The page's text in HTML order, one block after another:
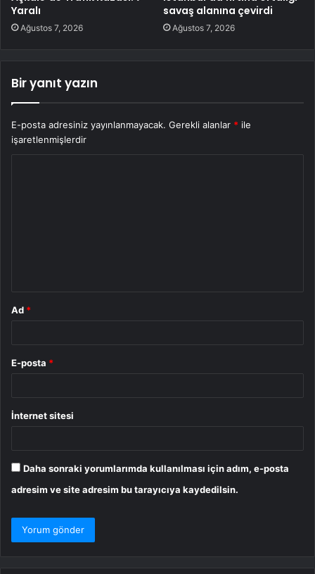
Yaralı
Ağustos 7, 2026
savaş alanına çevirdi
Ağustos 7, 2026
Bir yanıt yazın
E-posta adresiniz yayınlanmayacak. Gerekli alanlar * ile
işaretlenmişlerdir
Ad *
E-posta *
İnternet sitesi
Daha sonraki yorumlarımda kullanılması için adım, e-posta
adresim ve site adresim bu tarayıcıya kaydedilsin.